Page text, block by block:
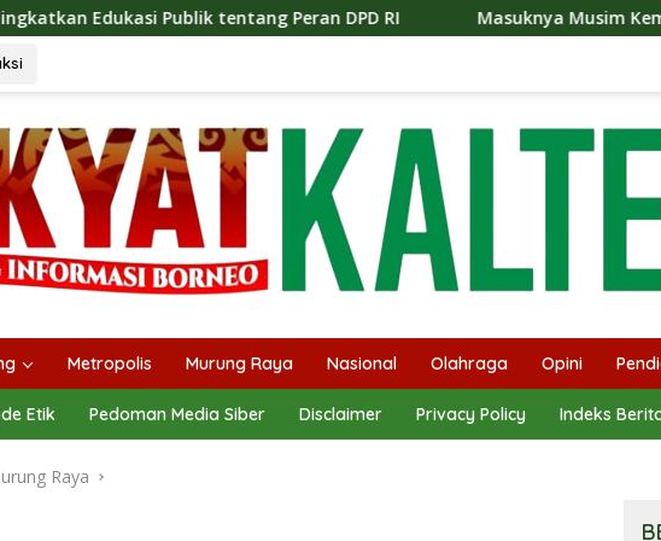
Peran DPD RI Masuknya Musim Kemarau PT Pada Idi
Metropolis Murung Raya Nasional Olahraga Opini
Etik Pedoman Media Siber Disclaimer Privacy Policy Indeks
Raya